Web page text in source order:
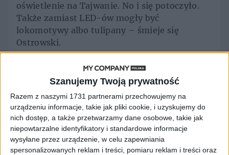
Szanujemy Twoją prywatność
Razem z naszymi 1731 partnerami przechowujemy na
urządzeniu informacje, takie jak pliki cookie, i uzyskujemy do
nich dostęp, a także przetwarzamy dane osobowe, takie jak
niepowtarzalne identyfikatory i standardowe informacje
wysyłane przez urządzenie, w celu zapewniania
spersonalizowanych reklam i treści, pomiaru reklam i treści oraz
oświetlenie na Tajwanie. No i się potoczyło.
Także zamiast LED-ów mogły być
lokomotywy albo tulipany – śmieje się
Ostrowski.
Biznes rozpoczął się od przysłowiowego
garażu. Dzięki wysiłkowi i całonocnym
lutowaniom produktów wspólnikom udało się
nie tylko przetrwać pierwszy rok, ale też
znacząco rozwinąć firmę. W 2021 r. miała
blisko 60 mln zł przychodów. – Moi koledzy z
Luxona zostali poproszeni na jednej z
konferencji, by opowiedzieli o tym, jakie są